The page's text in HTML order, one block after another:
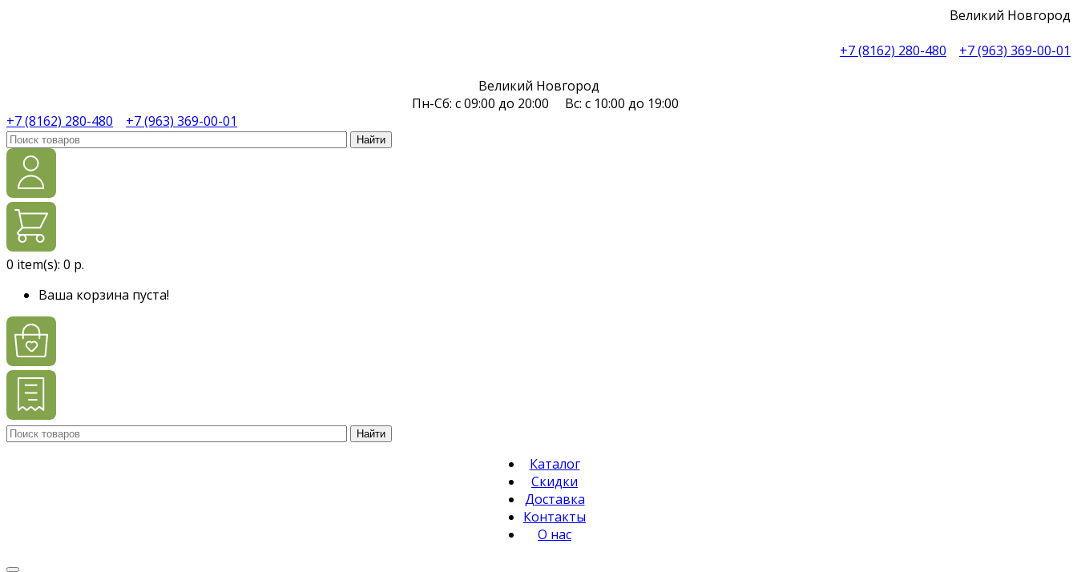
Великий Новгород
+7 (8162) 280-480
+7 (963) 369-00-01
Великий Новгород
Пн-Сб: с 09:00 до 20:00 Вс: с 10:00 до 19:00
+7 (8162) 280-480
+7 (963) 369-00-01
Найти
0 item(s): 0 р.
Ваша корзина пуста!
Найти
Каталог
Скидки
Доставка
Контакты
О нас